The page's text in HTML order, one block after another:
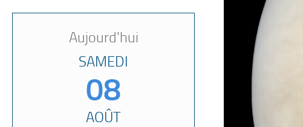
Aujourd'hui
SAMEDI
08
AOÛT